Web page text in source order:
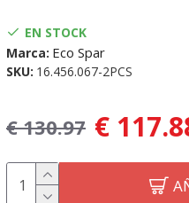
EN STOCK
Marca: Eco Spar
SKU: 16.456.067-2PCS
€
€ 130.97